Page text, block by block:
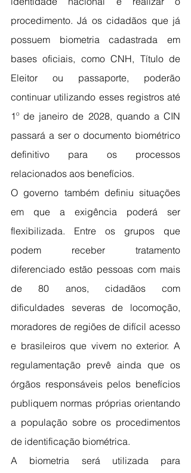
procedimento. Já os cidadãos que já
possuem biometria cadastrada em
bases oficiais, como CNH, Título de
Eleitor ou passaporte, poderão
continuar utilizando esses registros até
1º de janeiro de 2028, quando a CIN
passará a ser o documento biométrico
definitivo para os processos
relacionados aos benefícios.
O governo também definiu situações
em que a exigência poderá ser
flexibilizada. Entre os grupos que
podem receber tratamento
diferenciado estão pessoas com mais
de 80 anos, cidadãos com
dificuldades severas de locomoção,
moradores de regiões de difícil acesso
e brasileiros que vivem no exterior. A
regulamentação prevê ainda que os
órgãos responsáveis pelos benefícios
publiquem normas próprias orientando
a população sobre os procedimentos
de identificação biométrica.
A biometria será utilizada para